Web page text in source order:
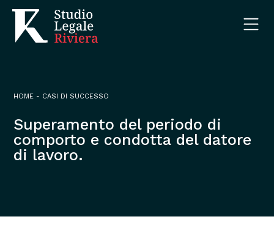
HOME - CASI DI SUCCESSO
Superamento del periodo di
comporto e condotta del datore
di lavoro.